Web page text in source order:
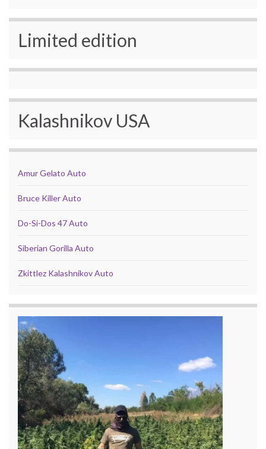
Limited edition
Kalashnikov USA
Amur Gelato Auto
Bruce Killer Auto
Do-Si-Dos 47 Auto
Siberian Gorilla Auto
Zkittlez Kalashnikov Auto